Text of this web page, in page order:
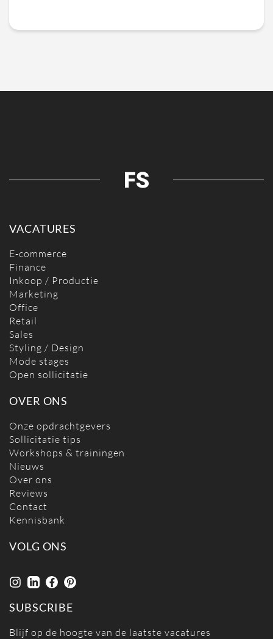
VACATURES
E-commerce
Finance
Inkoop / Productie
Marketing
Office
Retail
Sales
Styling / Design
Mode stages
Open sollicitatie
OVER ONS
Onze opdrachtgevers
Sollicitatie tips
Workshops & trainingen
Nieuws
Over ons
Reviews
Contact
Kennisbank
VOLG ONS
SUBSCRIBE
Blijf op de hoogte van de laatste vacatures